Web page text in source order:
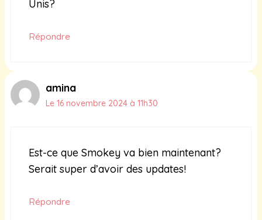
Unis?
Répondre
amina
Le 16 novembre 2024 à 11h30
Est-ce que Smokey va bien maintenant?
Serait super d’avoir des updates!
Répondre